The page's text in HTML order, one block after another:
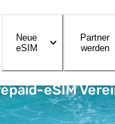
Neue
eSIM
Partner
werden
eSIM